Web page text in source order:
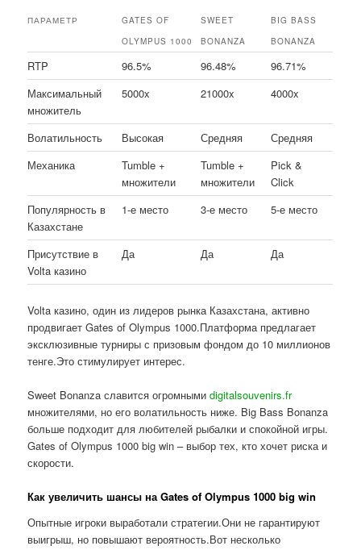
ПАРАМЕТР
GATES OF
OLYMPUS 1000
SWEET
BONANZA
BIG BASS
BONANZA
RTP 96.5% 96.48%
96.71%
Максимальный
множитель
5000x 21000x 4000x
Волатильность Высокая Средняя
Средняя
Механика
Tumble +
множители
Tumble +
множители
Pick &
Click
Популярность в
Казахстане
1-е место 3-е место 5-е место
Присутствие в
Volta казино
Да Да Да
Volta казино, один из лидеров рынка Казахстана, активно
продвигает Gates of Olympus 1000.Платформа предлагает
эксклюзивные турниры с призовым фондом до 10 миллионов
тенге.Это стимулирует интерес.
Sweet Bonanza славится огромнымиdigitalsouvenirs.fr
множителями, но его волатильность ниже. Big Bass Bonanza
больше подходит для любителей рыбалки и спокойной игры.
Gates of Olympus 1000 big win – выбор тех, кто хочет риска и
скорости.
Как увеличить шансы на Gates of Olympus 1000 big win
Опытные игроки выработали стратегии.Они не гарантируют
выигрыш, но повышают вероятность.Вот несколько